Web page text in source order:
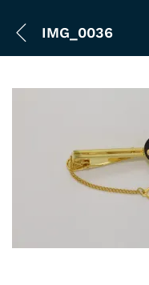
IMG_0036